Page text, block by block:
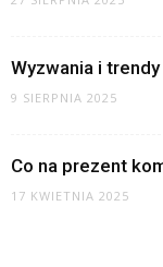
Wyzwania i trendy
9 SIERPNIA 2025
Co na prezent
17 KWIETNIA 2025